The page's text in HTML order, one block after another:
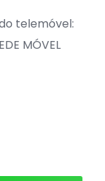
telemóvel:
MÓVEL